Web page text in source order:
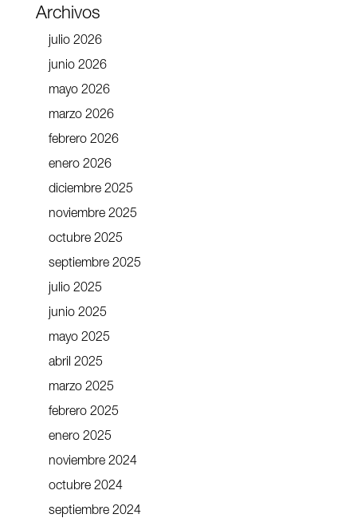
Archivos
julio 2026
junio 2026
mayo 2026
marzo 2026
febrero 2026
enero 2026
diciembre 2025
noviembre 2025
octubre 2025
septiembre 2025
julio 2025
junio 2025
mayo 2025
abril 2025
marzo 2025
febrero 2025
enero 2025
noviembre 2024
octubre 2024
septiembre 2024